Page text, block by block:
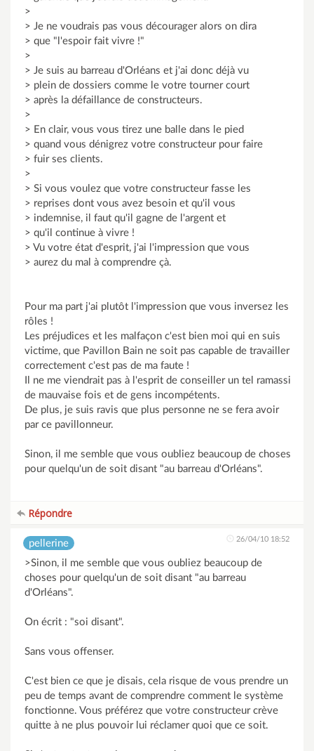
>
> Je ne voudrais pas vous décourager alors on dira
> que "l'espoir fait vivre !"
>
> Je suis au barreau d'Orléans et j'ai donc déjà vu
> plein de dossiers comme le votre tourner court
> après la défaillance de constructeurs.
>
> En clair, vous vous tirez une balle dans le pied
> quand vous dénigrez votre constructeur pour faire
> fuir ses clients.
>
> Si vous voulez que votre constructeur fasse les
> reprises dont vous avez besoin et qu'il vous
> indemnise, il faut qu'il gagne de l'argent et
> qu'il continue à vivre !
> Vu votre état d'esprit, j'ai l'impression que vous
> aurez du mal à comprendre çà.
Pour ma part j'ai plutôt l'impression que vous inversez les
rôles !
Les préjudices et les malfaçon c'est bien moi qui en suis
victime, que Pavillon Bain ne soit pas capable de travailler
correctement c'est pas de ma faute !
Il ne me viendrait pas à l'esprit de conseiller un tel ramassi
de mauvaise fois et de gens incompétents.
De plus, je suis ravis que plus personne ne se fera avoir
par ce pavillonneur.
Sinon, il me semble que vous oubliez beaucoup de choses
pour quelqu'un de soit disant "au barreau d'Orléans".
Répondre
pellerine 26/04/10 18:52
>Sinon, il me semble que vous oubliez beaucoup de
choses pour quelqu'un de soit disant "au barreau
d'Orléans".
On écrit : "soi disant".
Sans vous offenser.
C'est bien ce que je disais, cela risque de vous prendre un
peu de temps avant de comprendre comment le système
fonctionne. Vous préférez que votre constructeur crève
quitte à ne plus pouvoir lui réclamer quoi que ce soit.